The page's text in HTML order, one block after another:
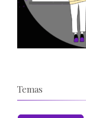
Temas